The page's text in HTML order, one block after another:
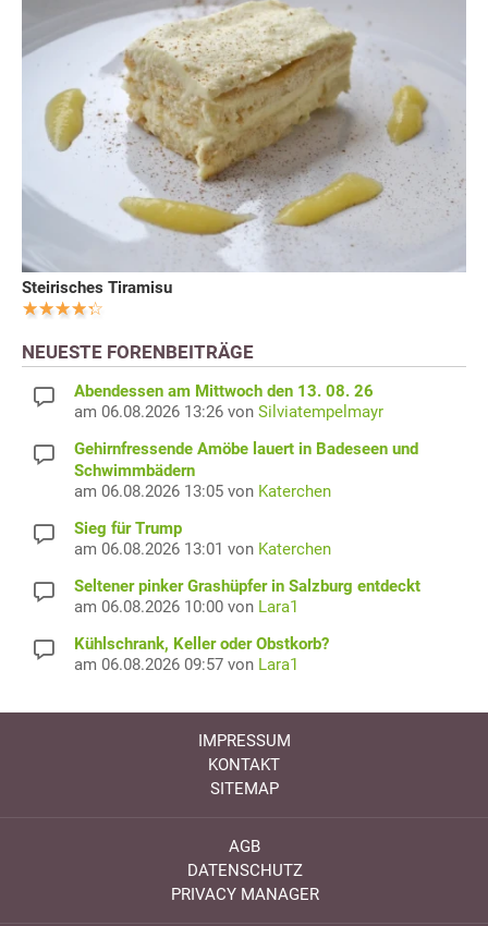
Steirisches Tiramisu
NEUESTE FORENBEITRÄGE
Abendessen am Mittwoch den 13. 08. 26
am 06.08.2026 13:26 von Silviatempelmayr
Gehirnfressende Amöbe lauert in Badeseen und
Schwimmbädern
am 06.08.2026 13:05 von Katerchen
Sieg für Trump
am 06.08.2026 13:01 von Katerchen
Seltener pinker Grashüpfer in Salzburg entdeckt
am 06.08.2026 10:00 von Lara1
Kühlschrank, Keller oder Obstkorb?
am 06.08.2026 09:57 von Lara1
IMPRESSUM
KONTAKT
SITEMAP
AGB
DATENSCHUTZ
PRIVACY MANAGER